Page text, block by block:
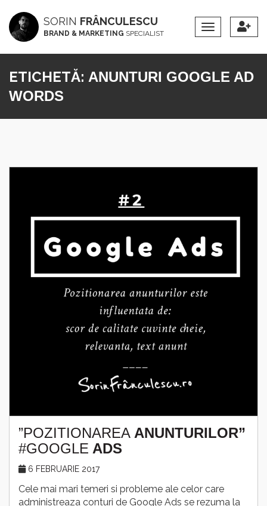
Toggle
Navigation
SORIN FRÂNCULESCU
BRAND & MARKETING SPECIALIST
ETICHETĂ: ANUNTURI GOOGLE AD
WORDS
”POZITIONAREA ANUNTURILOR”
#GOOGLE ADS
6 FEBRUARIE 2017
Cele mai mari temeri si probleme ale celor care
administreaza conturi de Google Ads se rezuma la